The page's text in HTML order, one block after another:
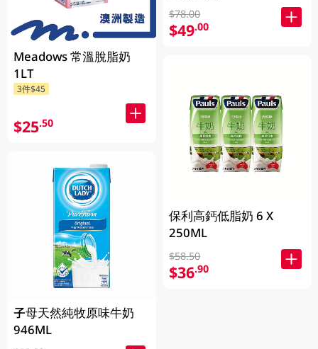
Meadows 常溫脫脂奶
1LT
3件$45
$25.50
子母天然純牧原味牛奶
946ML
$78.00
$49.00
保利高鈣低脂奶 6 X
250ML
$58.50
$36.90